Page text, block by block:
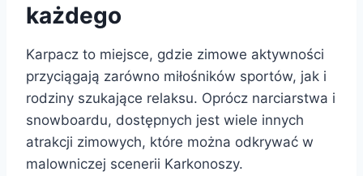
każdego
Karpacz to miejsce, gdzie zimowe aktywności
przyciągają zarówno miłośników sportów, jak i
rodziny szukające relaksu. Oprócz narciarstwa i
snowboardu, dostępnych jest wiele innych
atrakcji zimowych, które można odkrywać w
malowniczej scenerii Karkonoszy.